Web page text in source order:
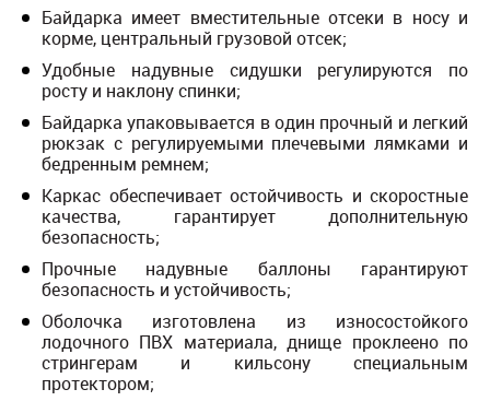
Байдарка имеет вместительные отсеки в носу и
корме, центральный грузовой отсек;
Удобные надувные сидушки регулируются по
росту и наклону спинки;
Байдарка упаковывается в один прочный и легкий
рюкзак с регулируемыми плечевыми лямками и
бедренным ремнем;
Каркас обеспечивает остойчивость и скоростные
качества, гарантирует дополнительную
безопасность;
Прочные надувные баллоны гарантируют
безопасность и устойчивость;
Оболочка изготовлена из износостойкого
лодочного ПВХ материала, днище проклеено по
стрингерам и кильсону специальным
протектором;